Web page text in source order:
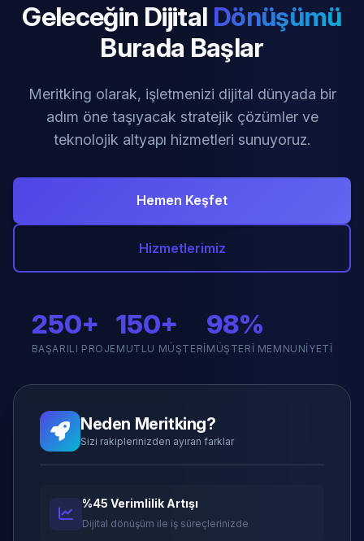
Geleceğin Dijital Dönüşümü
Burada Başlar
Meritking olarak, işletmenizi dijital dünyada bir
adım öne taşıyacak stratejik çözümler ve
teknolojik altyapı hizmetleri sunuyoruz.
Hemen Keşfet
Hizmetlerimiz
250+
BAŞARILI PROJE
150+
MUTLU MÜŞTERI
98%
MÜŞTERI MEMNUNIYETI
Neden Meritking?
Sizi rakiplerinizden ayıran farklar
%45 Verimlilik Artışı
Dijital dönüşüm ile iş süreçlerinizde